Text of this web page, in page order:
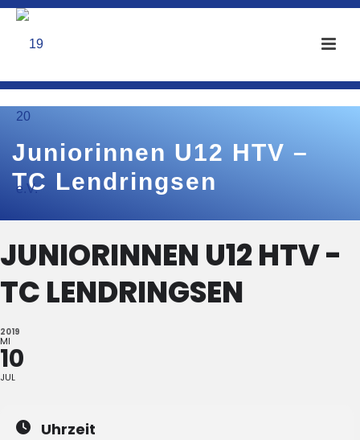
Juniorinnen U12 HTV –
TC Lendringsen
JUNIORINNEN U12 HTV -
TC LENDRINGSEN
2019
MI
10
JUL
Uhrzeit